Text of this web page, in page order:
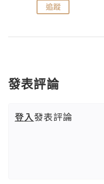
追蹤
發表評論
登入發表評論